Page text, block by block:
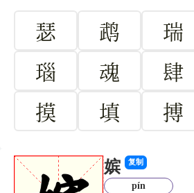
瑟 鹉 瑞
瑙
魂 肆
摸
填 搏
嫔 复制
pín